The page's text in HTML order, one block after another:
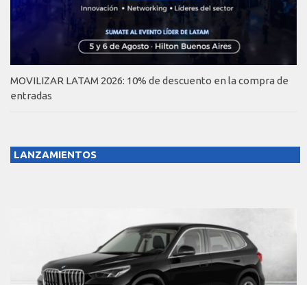
MOVILIZAR LATAM 2026: 10% de descuento en la compra de
entradas
LANZAMIENTOS